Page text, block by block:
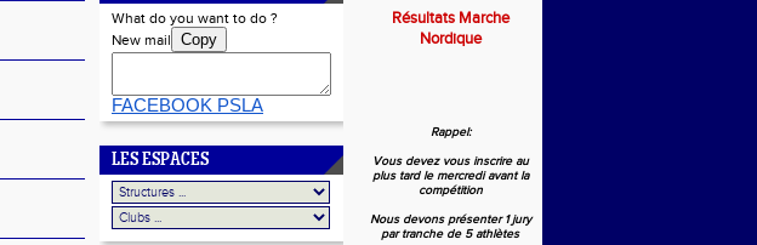
What do you want to do ?
New mail
Copy
FACEBOOK PSLA
LES ESPACES
Résultats Marche
Nordique
Rappel:
Vous devez vous inscrire au
plus tard le mercredi avant la
compétition
Nous devons présenter 1 jury
par tranche de 5 athlètes